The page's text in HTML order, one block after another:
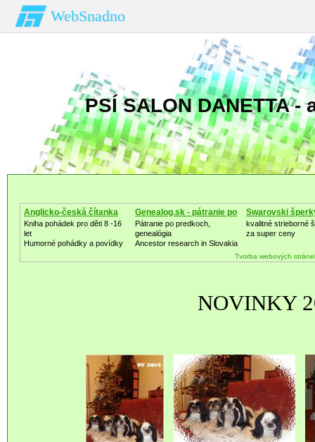
WebSnadno
PSÍ SALON DANETTA -
Anglicko-česká čítanka
Kniha pohádek pro děti 8 -16
let
Humorné pohádky a povídky
Genealog.sk - pátranie po
Pátranie po predkoch,
genealógia
Ancestor research in Slovakia
Swarovski
kvalitné strieborné
za super ceny
Tvorba webových
NOVINKY